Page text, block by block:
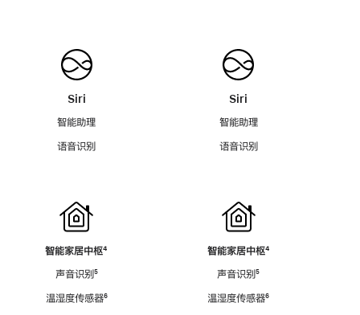
Siri
智能助理
语音识别
智能家居中枢脚
⁴
声音识别脚
⁵
温湿度传感器脚
⁶
Siri
智能助理
语音识别
智能家居中枢脚
⁴
声音识别脚
⁵
温湿度传感器脚
⁶